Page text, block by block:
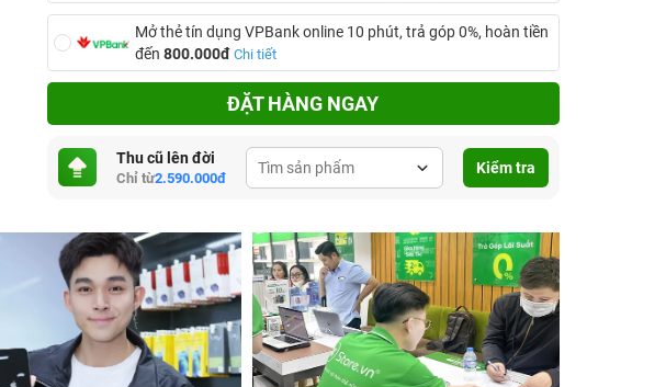
Mở thẻ tín dụng VPBank online 10 phút, trả góp 0%, hoàn tiền
đến 800.000đ Chi tiết
ĐẶT HÀNG NGAY
Thu cũ lên đời
Chỉ từ2.590.000đ
Kiểm tra